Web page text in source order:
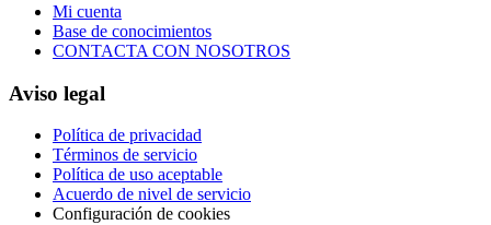
Mi cuenta
Base de conocimientos
CONTACTA CON NOSOTROS
Aviso legal
Política de privacidad
Términos de servicio
Política de uso aceptable
Acuerdo de nivel de servicio
Configuración de cookies